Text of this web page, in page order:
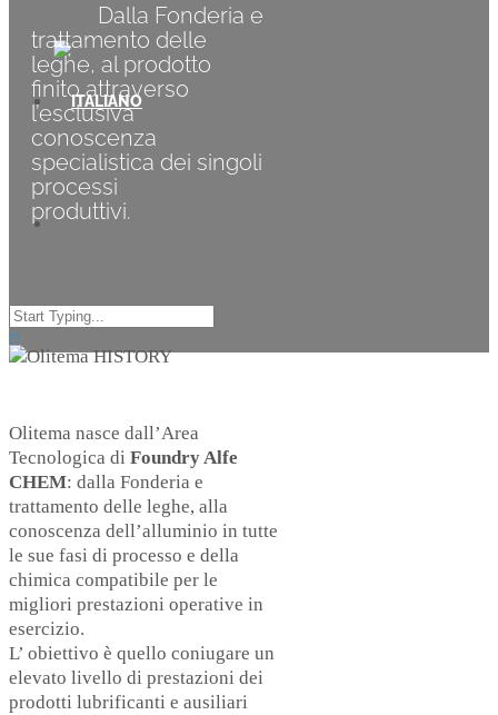
Dalla Fonderia e
trattamento delle
leghe, al prodotto
finito attraverso
l’esclusiva
conoscenza
specialistica dei singoli
processi
produttivi.
Olitema nasce dall’Area
Tecnologica di Foundry Alfe
CHEM: dalla Fonderia e
trattamento delle leghe, alla
conoscenza dell’alluminio in tutte
le sue fasi di processo e della
chimica compatibile per le
migliori prestazioni operative in
esercizio.
L’ obiettivo è quello coniugare un
elevato livello di prestazioni dei
prodotti lubrificanti e ausiliari